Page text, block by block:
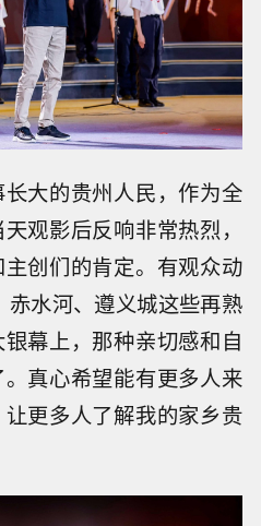
大的贵州人民，作为全
观影后反响非常热烈，
创们的肯定。有观众动
赤水河、遵义城这些再熟
幕上，那种亲切感和自
真心希望能有更多人来
更多人了解我的家乡贵